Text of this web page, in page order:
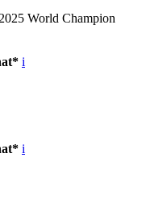
World Champion
i
i